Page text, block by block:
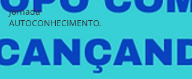
Jornada
AUTOCONHECIMENTO.